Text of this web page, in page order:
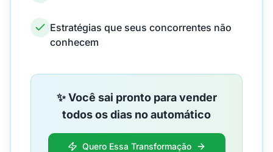
Estratégias que seus concorrentes não
conhecem
✨ Você sai pronto para vender
todos os dias no automático
Quero Essa Transformação